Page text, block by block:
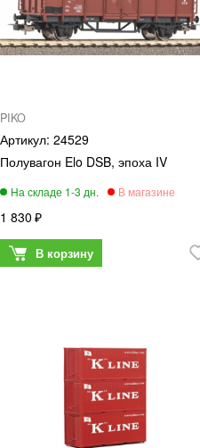
PIKO
24529
Полувагон Elo DSB, эпоха IV
1 830